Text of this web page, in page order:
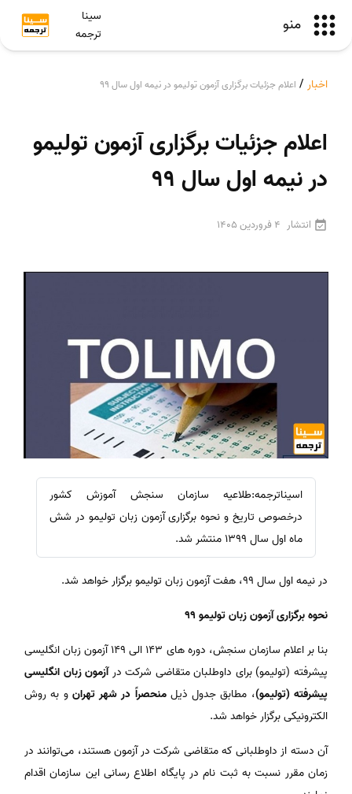
منو
سینا
ترجمه
اخبار / اعلام جزئیات برگزاری آزمون تولیمو در نیمه اول سال 99
اعلام جزئیات برگزاری آزمون تولیمو
در نیمه اول سال 99
انتشار 4 فروردین 1405
اسیناترجمه:طلاعیه سازمان‌ سنجش‌ آموزش‌ کشور
درخصوص تاریخ‌ و نحوه‌ برگزاری آزمون زبان تولیمو در شش
ماه اول سال 1399 منتشر شد.
در نیمه اول سال 99، هفت آزمون زبان تولیمو برگزار خواهد شد.
نحوه برگزاری آزمون زبان تولیمو 99
بنا بر اعلام سازمان سنجش، دوره­ های 143 الی 149 آزمون زبان انگلیسی
پیشرفته (تولیمو) برای داوطلبان متقاضی شرکت درآزمون زبان انگلیسی
پیشرفته (تولیمو)، مطابق جدول ذیلمنحصراً در شهر تهران و به روش
الکترونیکی برگزار خواهد شد.
آن­ دسته از داوطلبانی که متقاضی شرکت در آزمون هستند، می‌توانند در
زمان مقرر نسبت به ثبت نام در پایگاه اطلاع رسانی این سازمان اقدام